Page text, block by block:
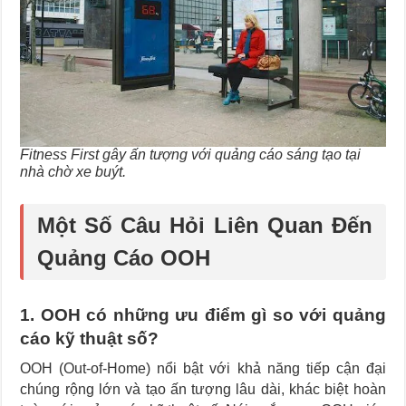
Fitness First gây ấn tượng với quảng cáo sáng tạo tại
nhà chờ xe buýt.
Một Số Câu Hỏi Liên Quan Đến
Quảng Cáo OOH
1. OOH có những ưu điểm gì so với quảng
cáo kỹ thuật số?
OOH (Out-of-Home) nổi bật với khả năng tiếp cận đại
chúng rộng lớn và tạo ấn tượng lâu dài, khác biệt hoàn